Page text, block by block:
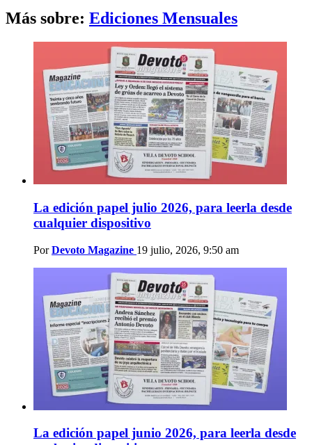
Más sobre: Ediciones Mensuales
La edición papel julio 2026, para leerla desde
cualquier dispositivo
Por Devoto Magazine 19 julio, 2026, 9:50 am
La edición papel junio 2026, para leerla desde